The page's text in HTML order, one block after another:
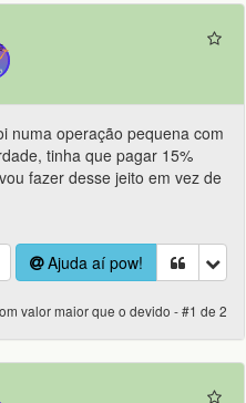
numa operação pequena com
tinha que pagar 15%
fazer desse jeito em vez de
Ajuda aí pow!
valor maior que o devido - #1 de 2